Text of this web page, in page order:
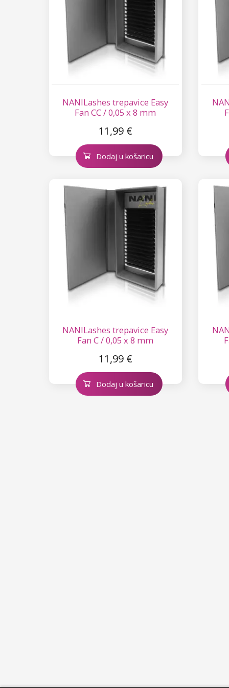
NANILashes trepavice Easy
Fan CC / 0,05 x 8 mm
11,99 €
Dodaj u košaricu
NANILashes trepavice Easy
Fan C / 0,05 x 8 mm
11,99 €
Dodaj u košaricu